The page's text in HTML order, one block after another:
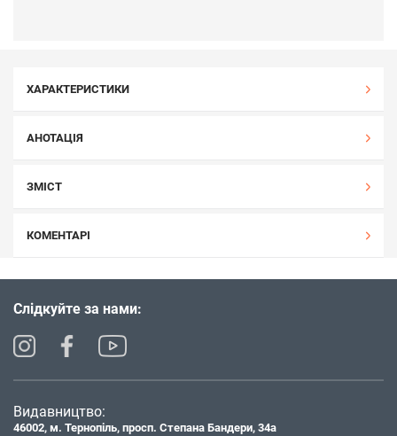
ХАРАКТЕРИСТИКИ
АНОТАЦІЯ
ЗМІСТ
КОМЕНТАРІ
Слідкуйте за нами:
Видавництво:
46002, м. Тернопіль, просп. Степана Бандери, 34а